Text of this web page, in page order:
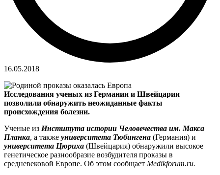
16.05.2018
Исследования ученых из Германии и Швейцарии
позволили обнаружить неожиданные факты
происхождения болезни.
Ученые из Института истории Человечества им. Макса
Планка, а также университета Тюбингена (Германия) и
университета Цюриха (Швейцария) обнаружили высокое
генетическое разнообразие возбудителя проказы в
средневековой Европе. Об этом сообщает Medikforum.ru.